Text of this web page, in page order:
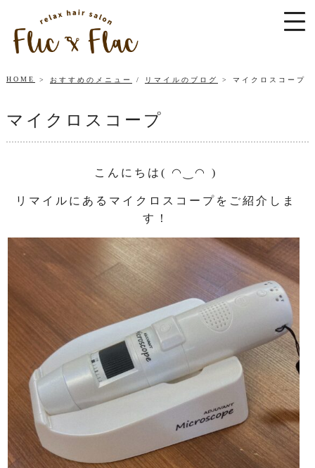
HOME おすすめのメニュー / リマイルのブログ マイクロスコープ
マイクロスコープ
こんにちは( ◠‿◠ )
リマイルにあるマイクロスコープをご紹介しま
す！